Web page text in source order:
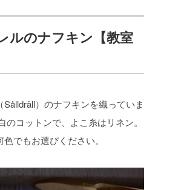
ルのナフキン【教室
Sålldräll）のナフキンを織っていま
のコットンで、よこ糸はリネン。
でもお選びください。